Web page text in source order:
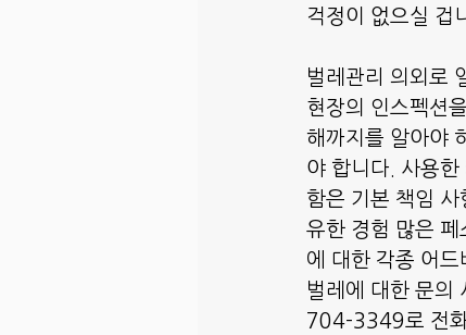
걱정이 없으실 겁
벌레관리 의외로
현장의 인스펙션
해까지를 알아야
야 합니다. 사용
함은 기본 책임
유한 경험 많은 페
에 대한 각종 어
벌레에 대한 문의
704-3349로 전